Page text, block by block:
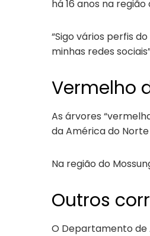
há 16 anos na
“Sigo vários perfis
minhas redes
Vermelho
As árvores
da América do
Na região do
Outros
O Departamento de